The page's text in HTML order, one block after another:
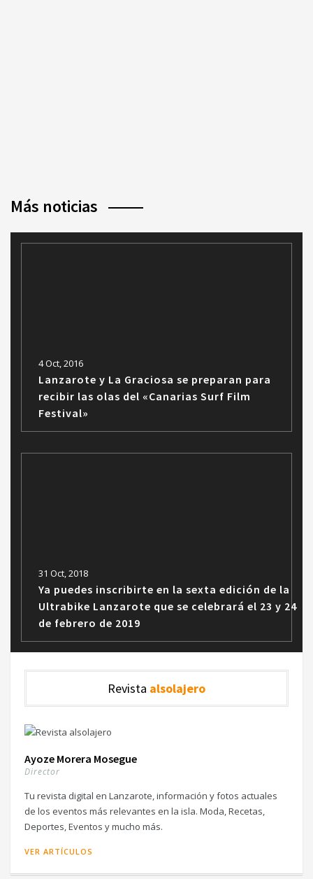
Más noticias
4 Oct, 2016
Lanzarote y La Graciosa se preparan para
recibir las olas del «Canarias Surf Film
Festival»
31 Oct, 2018
Ya puedes inscribirte en la sexta edición de la
Ultrabike Lanzarote que se celebrará el 23 y 24
de febrero de 2019
Revista alsolajero
Ayoze Morera Mosegue
Director
Tu revista digital en Lanzarote, información y fotos actuales
de los eventos más relevantes en la isla. Moda, Recetas,
Deportes, Eventos y mucho más.
VER ARTÍCULOS